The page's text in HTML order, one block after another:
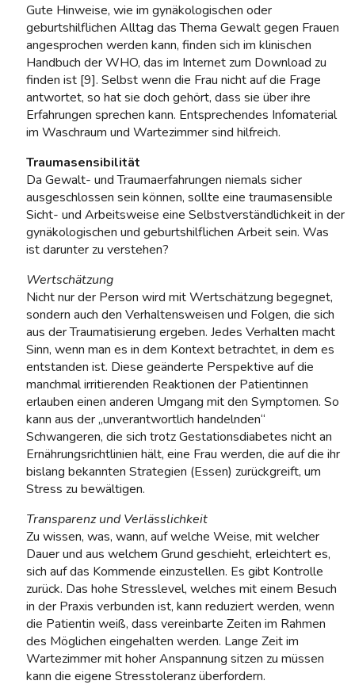
Gute Hinweise, wie im gynäkologischen oder
geburtshilflichen Alltag das Thema Gewalt gegen Frauen
angesprochen werden kann, finden sich im klinischen
Handbuch der WHO, das im Internet zum Download zu
finden ist [9]. Selbst wenn die Frau nicht auf die Frage
antwortet, so hat sie doch gehört, dass sie über ihre
Erfahrungen sprechen kann. Entsprechendes Infomaterial
im Waschraum und Wartezimmer sind hilfreich.
Traumasensibilität
Da Gewalt- und Traumaerfahrungen niemals sicher
ausgeschlossen sein können, sollte eine traumasensible
Sicht- und Arbeitsweise eine Selbstverständlichkeit in der
gynäkologischen und geburtshilflichen Arbeit sein. Was
ist darunter zu verstehen?
Wertschätzung
Nicht nur der Person wird mit Wertschätzung begegnet,
sondern auch den Verhaltensweisen und Folgen, die sich
aus der Traumatisierung ergeben. Jedes Verhalten macht
Sinn, wenn man es in dem Kontext betrachtet, in dem es
entstanden ist. Diese geänderte Perspektive auf die
manchmal irritierenden Reaktionen der Patientinnen
erlauben einen anderen Umgang mit den Symptomen. So
kann aus der „unverantwortlich handelnden“
Schwangeren, die sich trotz Gestationsdiabetes nicht an
Ernährungsrichtlinien hält, eine Frau werden, die auf die ihr
bislang bekannten Strategien (Essen) zurückgreift, um
Stress zu bewältigen.
Transparenz und Verlässlichkeit
Zu wissen, was, wann, auf welche Weise, mit welcher
Dauer und aus welchem Grund geschieht, erleichtert es,
sich auf das Kommende einzustellen. Es gibt Kontrolle
zurück. Das hohe Stresslevel, welches mit einem Besuch
in der Praxis verbunden ist, kann reduziert werden, wenn
die Patientin weiß, dass vereinbarte Zeiten im Rahmen
des Möglichen eingehalten werden. Lange Zeit im
Wartezimmer mit hoher Anspannung sitzen zu müssen
kann die eigene Stresstoleranz überfordern.